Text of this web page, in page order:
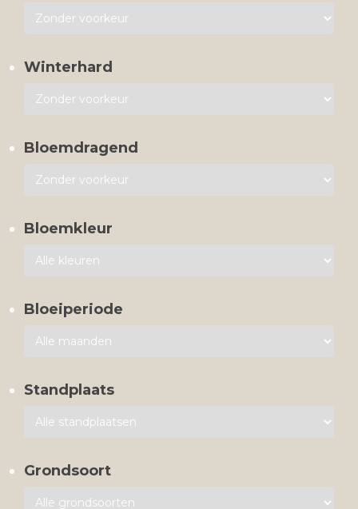
Winterhard
Bloemdragend
Bloemkleur
Bloeiperiode
Standplaats
Grondsoort